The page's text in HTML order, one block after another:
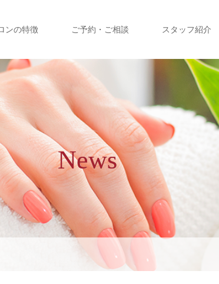
ンの特徴 ご予約・ご相談 スタッフ紹介
News